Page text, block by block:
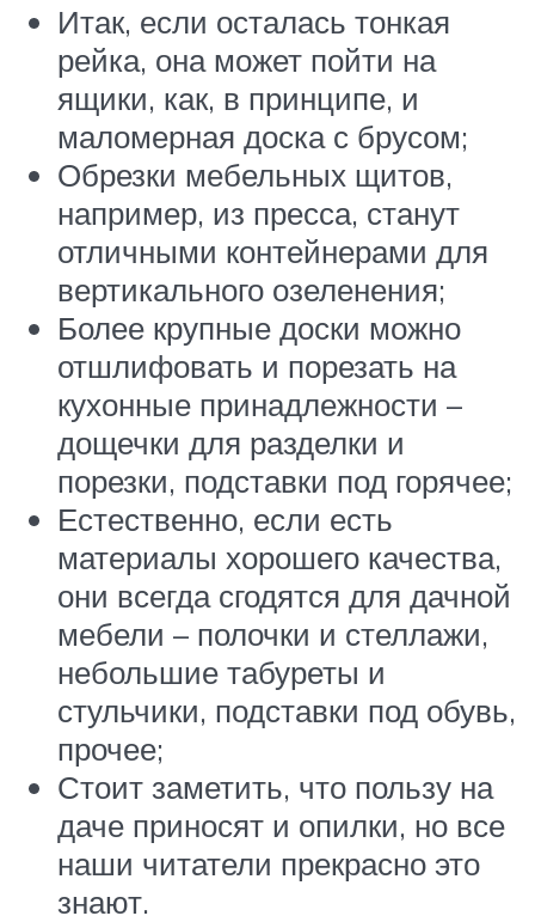
Итак, если осталась тонкая
рейка, она может пойти на
ящики, как, в принципе, и
маломерная доска с брусом;
Обрезки мебельных щитов,
например, из пресса, станут
отличными контейнерами для
вертикального озеленения;
Более крупные доски можно
отшлифовать и порезать на
кухонные принадлежности –
дощечки для разделки и
порезки, подставки под горячее;
Естественно, если есть
материалы хорошего качества,
они всегда сгодятся для дачной
мебели – полочки и стеллажи,
небольшие табуреты и
стульчики, подставки под обувь,
прочее;
Стоит заметить, что пользу на
даче приносят и опилки, но все
наши читатели прекрасно это
знают.